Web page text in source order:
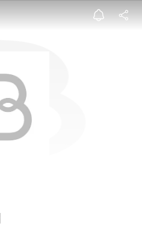
재벌가 막둥이는